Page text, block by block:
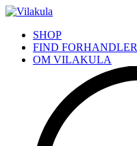
SHOP
FIND FORHANDLER
OM VILAKULA